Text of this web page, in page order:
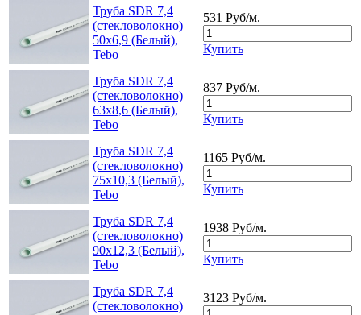
Труба SDR 7,4
(стекловолокно)
50x6,9 (Белый),
Tebo
531 Руб/м.
Купить
Труба SDR 7,4
(стекловолокно)
63x8,6 (Белый),
Tebo
837 Руб/м.
Купить
Труба SDR 7,4
(стекловолокно)
75x10,3 (Белый),
Tebo
1165 Руб/м.
Купить
Труба SDR 7,4
(стекловолокно)
90x12,3 (Белый),
Tebo
1938 Руб/м.
Купить
Труба SDR 7,4
(стекловолокно)
3123 Руб/м.